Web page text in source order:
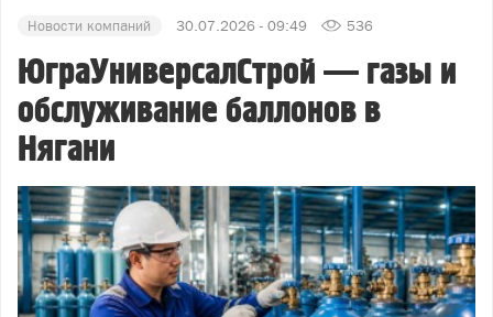
Новости компаний 30.07.2026 - 09:49 536
ЮграУниверсалСтрой — газы и
обслуживание баллонов в
Нягани